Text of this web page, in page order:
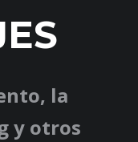
la
y otros